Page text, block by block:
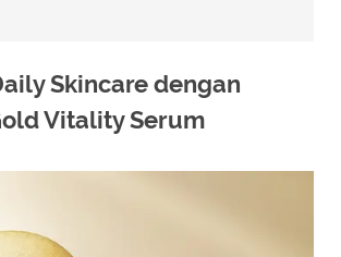
Skincare dengan
Vitality Serum